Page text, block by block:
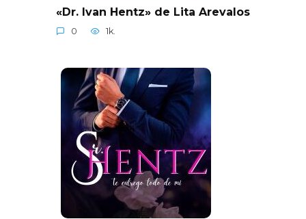
«Dr. Ivan Hentz» de Lita Arevalos
0 1k.